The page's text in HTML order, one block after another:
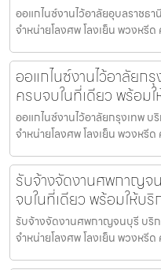
ออแกไนซ์งานไว้อาลัยอุบลราช
จำหน่ายโลงศพ โลงเย็น พวงหรี
ออแกไนซ์งานไว้อาลัยก
ครบจบในที่เดียว พร้อม
ออแกไนซ์งานไว้อาลัยกรุงเทพ
จำหน่ายโลงศพ โลงเย็น พวงหรี
รับจ้างจัดงานศพกาญจ
จบในที่เดียว พร้อมให้บริ
รับจ้างจัดงานศพกาญจนบุรี บริ
จำหน่ายโลงศพ โลงเย็น พวงหรี